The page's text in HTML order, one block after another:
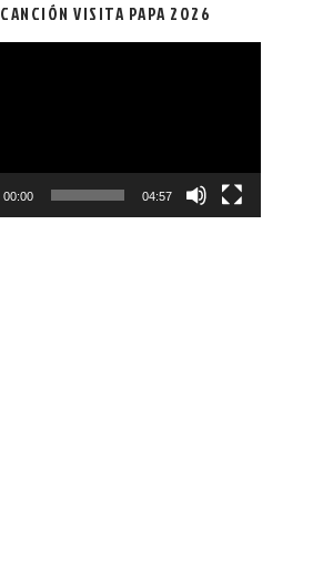
CANCIÓN VISITA PAPA 2026
00:00 04:57